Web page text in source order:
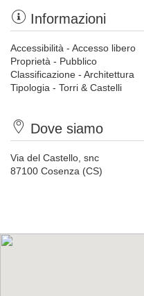
Informazioni
Accessibilità - Accesso libero
Proprietà - Pubblico
Classificazione - Architettura
Tipologia - Torri & Castelli
Dove siamo
Via del Castello, snc
87100 Cosenza (CS)